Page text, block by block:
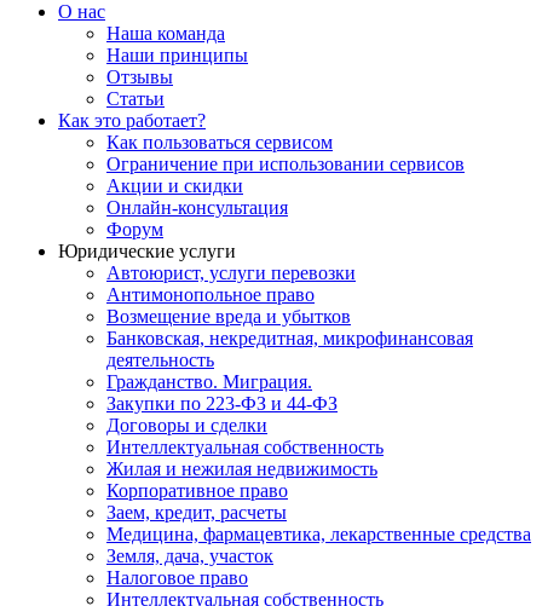
О нас
Наша команда
Наши принципы
Отзывы
Статьи
Как это работает?
Как пользоваться сервисом
Ограничение при использовании сервисов
Акции и скидки
Онлайн-консультация
Форум
Юридические услуги
Автоюрист, услуги перевозки
Антимонопольное право
Возмещение вреда и убытков
Банковская, некредитная, микрофинансовая
деятельность
Гражданство. Миграция.
Закупки по 223-ФЗ и 44-ФЗ
Договоры и сделки
Интеллектуальная собственность
Жилая и нежилая недвижимость
Корпоративное право
Заем, кредит, расчеты
Медицина, фармацевтика, лекарственные средства
Земля, дача, участок
Налоговое право
Интеллектуальная собственность